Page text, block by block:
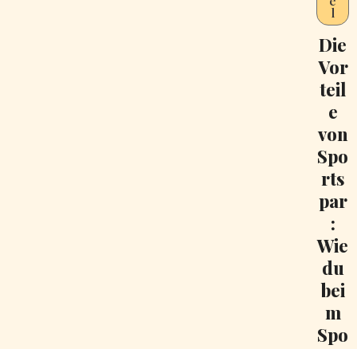
l
Die
Vor
teil
e
von
Spo
rts
par
:
Wie
du
bei
m
Spo